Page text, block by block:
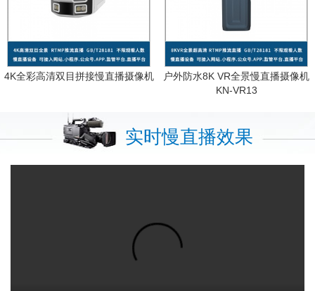
4K全彩高清双目拼接慢直播摄像机
户外防水8K VR全景慢直播摄像机
KN-VR13
实时慢直播效果